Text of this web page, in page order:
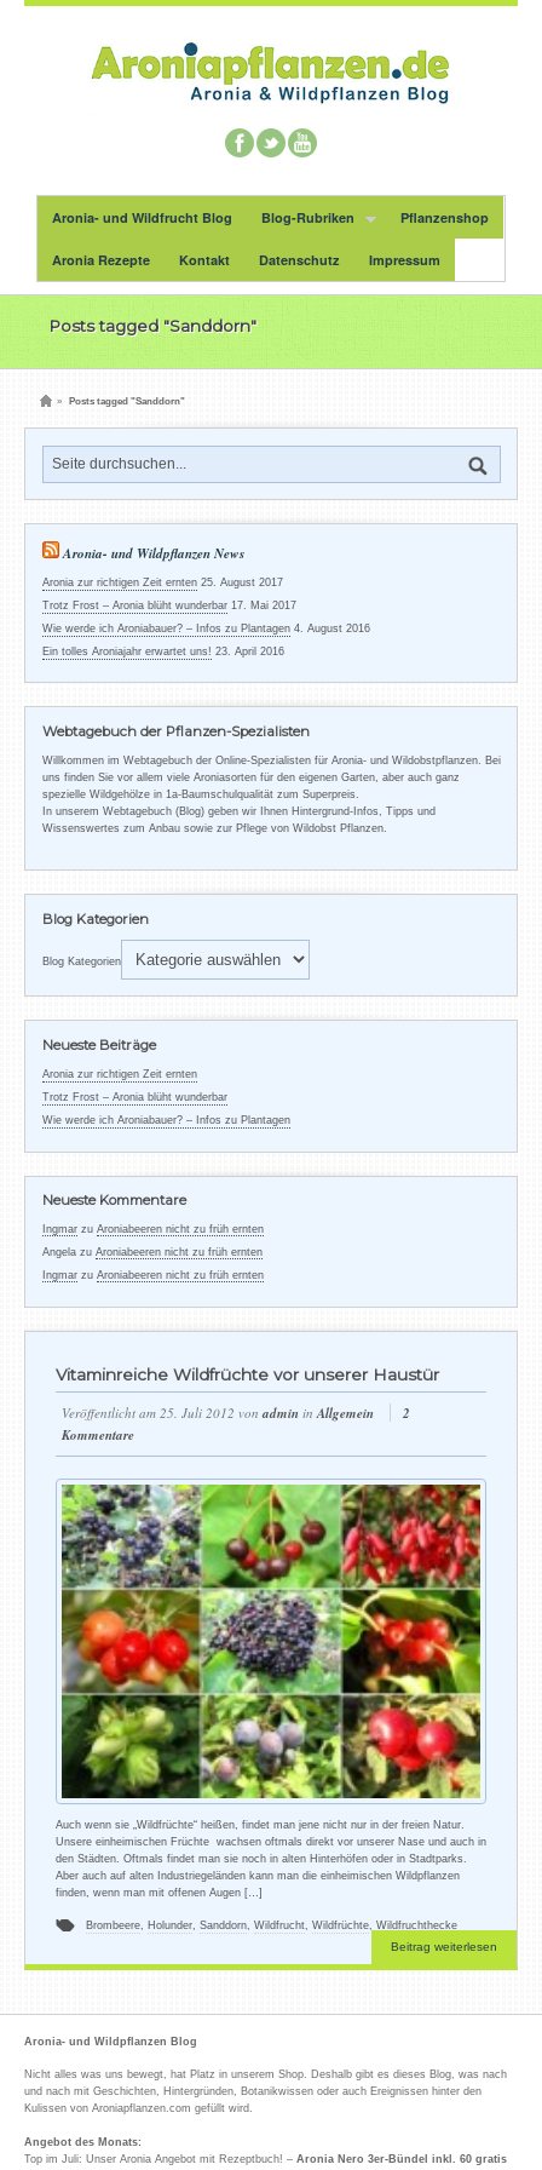
Aronia- und Wildfrucht Blog Blog-Rubriken Pflanzenshop
Aronia Rezepte Kontakt Datenschutz Impressum
Posts tagged "Sanddorn"
» Posts tagged "Sanddorn"
Aronia- und Wildpflanzen News
Aronia zur richtigen Zeit ernten 25. August 2017
Trotz Frost – Aronia blüht wunderbar 17. Mai 2017
Wie werde ich Aroniabauer? – Infos zu Plantagen 4. August 2016
Ein tolles Aroniajahr erwartet uns! 23. April 2016
Webtagebuch der Pflanzen-Spezialisten
Willkommen im Webtagebuch der Online-Spezialisten für Aronia- und Wildobstpflanzen. Bei
uns finden Sie vor allem viele Aroniasorten für den eigenen Garten, aber auch ganz
spezielle Wildgehölze in 1a-Baumschulqualität zum Superpreis.
In unserem Webtagebuch (Blog) geben wir Ihnen Hintergrund-Infos, Tipps und
Wissenswertes zum Anbau sowie zur Pflege von Wildobst Pflanzen.
Blog Kategorien
Blog Kategorien
Neueste Beiträge
Aronia zur richtigen Zeit ernten
Trotz Frost – Aronia blüht wunderbar
Wie werde ich Aroniabauer? – Infos zu Plantagen
Neueste Kommentare
Ingmarzu Aroniabeeren nicht zu früh ernten
Angelazu Aroniabeeren nicht zu früh ernten
Ingmarzu Aroniabeeren nicht zu früh ernten
Vitaminreiche Wildfrüchte vor unserer Haustür
Veröffentlicht am 25. Juli 2012 vonadmin in Allgemein
2
Kommentare
Auch wenn sie „Wildfrüchte“ heißen, findet man jene nicht nur in der freien Natur.
Unsere einheimischen Früchte wachsen oftmals direkt vor unserer Nase und auch in
den Städten. Oftmals findet man sie noch in alten Hinterhöfen oder in Stadtparks.
Aber auch auf alten Industriegeländen kann man die einheimischen Wildpflanzen
finden, wenn man mit offenen Augen […]
Beitrag weiterlesen
Brombeere, Holunder, Sanddorn, Wildfrucht, Wildfrüchte, Wildfruchthecke
Aronia- und Wildpflanzen Blog
Nicht alles was uns bewegt, hat Platz in unserem Shop. Deshalb gibt es dieses Blog, was nach
und nach mit Geschichten, Hintergründen, Botanikwissen oder auch Ereignissen hinter den
Kulissen von Aroniapflanzen.com gefüllt wird.
Angebot des Monats:
Top im Juli: Unser Aronia Angebot mit Rezeptbuch! – Aronia Nero 3er-Bündel inkl. 60 gratis